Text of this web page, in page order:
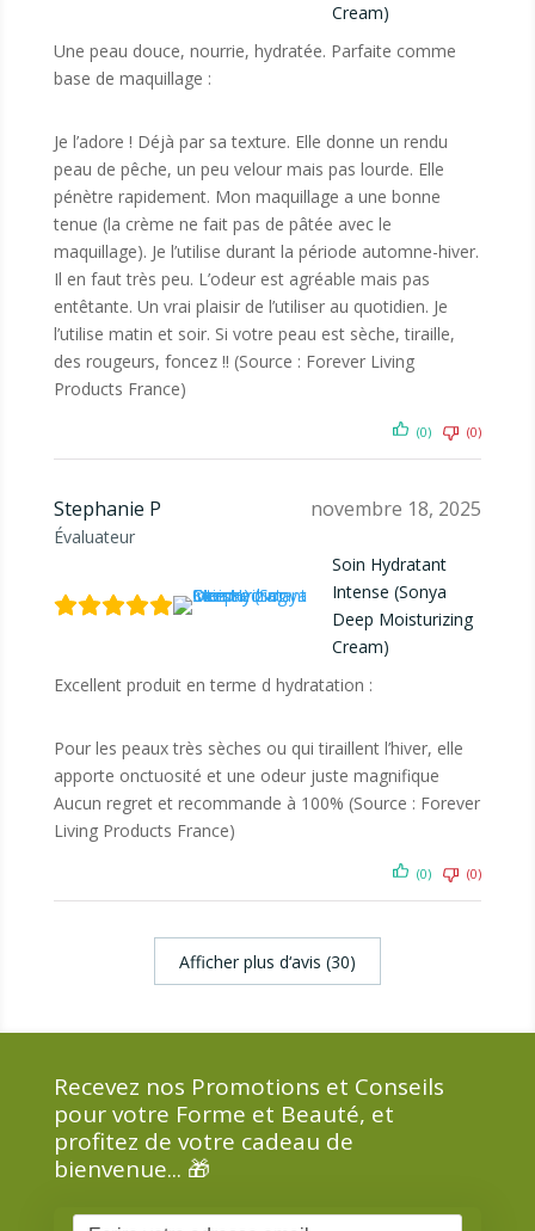
Cream)
Une peau douce, nourrie, hydratée. Parfaite comme
base de maquillage :
Je l’adore ! Déjà par sa texture. Elle donne un rendu
peau de pêche, un peu velour mais pas lourde. Elle
pénètre rapidement. Mon maquillage a une bonne
tenue (la crème ne fait pas de pâtée avec le
maquillage). Je l’utilise durant la période automne-hiver.
Il en faut très peu. L’odeur est agréable mais pas
entêtante. Un vrai plaisir de l’utiliser au quotidien. Je
l’utilise matin et soir. Si votre peau est sèche, tiraille,
des rougeurs, foncez !! (Source : Forever Living
Products France)
(0) (0)
Stephanie P
Évaluateur
novembre 18, 2025
Soin Hydratant
Intense (Sonya
Deep Moisturizing
Cream)
Excellent produit en terme d hydratation :
Pour les peaux très sèches ou qui tiraillent l’hiver, elle
apporte onctuosité et une odeur juste magnifique
Aucun regret et recommande à 100% (Source : Forever
Living Products France)
(0) (0)
Afficher plus d‘avis (30)
Recevez nos Promotions et Conseils
pour votre Forme et Beauté, et
profitez de votre cadeau de
bienvenue... 🎁